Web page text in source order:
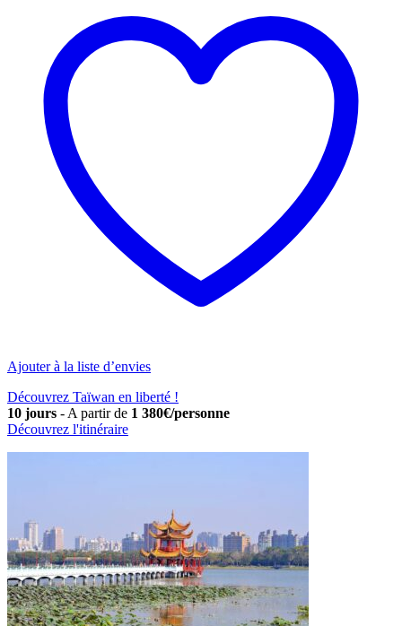
Ajouter à la liste d’envies
Découvrez Taïwan en liberté !
10 jours - A partir de 1 380€/personne
Découvrez l'itinéraire